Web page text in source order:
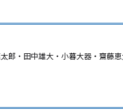
郎・田中雄大・小暮大器・齋藤